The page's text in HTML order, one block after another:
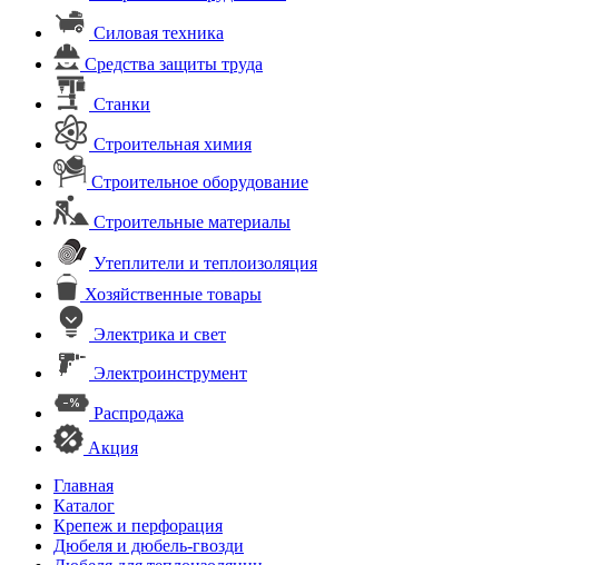
Силовая техника
Средства защиты труда
Станки
Строительная химия
Строительное оборудование
Строительные материалы
Утеплители и теплоизоляция
Хозяйственные товары
Электрика и свет
Электроинструмент
Распродажа
Акция
Главная
Каталог
Крепеж и перфорация
Дюбеля и дюбель-гвозди